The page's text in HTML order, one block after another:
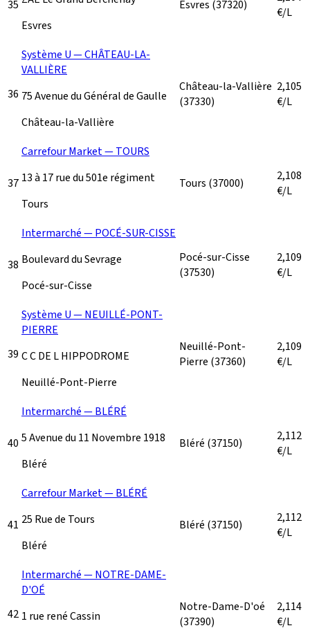
35
Esvres
Esvres (37320)
€/L
36
Système U — CHÂTEAU-LA-
VALLIÈRE
75 Avenue du Général de Gaulle
Château-la-Vallière
Château-la-Vallière
(37330)
2,105
€/L
37
Carrefour Market — TOURS
13 à 17 rue du 501e régiment
Tours
Tours (37000)
2,108
€/L
38
Intermarché — POCÉ-SUR-CISSE
Boulevard du Sevrage
Pocé-sur-Cisse
Pocé-sur-Cisse
(37530)
2,109
€/L
39
Système U — NEUILLÉ-PONT-
PIERRE
C C DE L HIPPODROME
Neuillé-Pont-Pierre
Neuillé-Pont-
Pierre (37360)
2,109
€/L
40
Intermarché — BLÉRÉ
5 Avenue du 11 Novembre 1918
Bléré
Bléré (37150)
2,112
€/L
41
Carrefour Market — BLÉRÉ
25 Rue de Tours
Bléré
Bléré (37150)
2,112
€/L
42
Intermarché — NOTRE-DAME-
D'OÉ
1 rue rené Cassin
Notre-Dame-D'oé
(37390)
2,114
€/L